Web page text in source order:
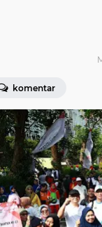
komentar